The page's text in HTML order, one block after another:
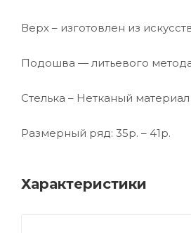
Верх – изготовлен из
Подошва — литьевого
Стелька – Нетканый материал
Размерный ряд: 35р. – 41р.
Характеристики